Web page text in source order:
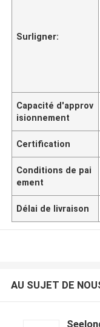
Surligner:
Capacité d'approv
isionnement
Certification
Conditions de pai
ement
Délai de livraison
AU SUJET DE